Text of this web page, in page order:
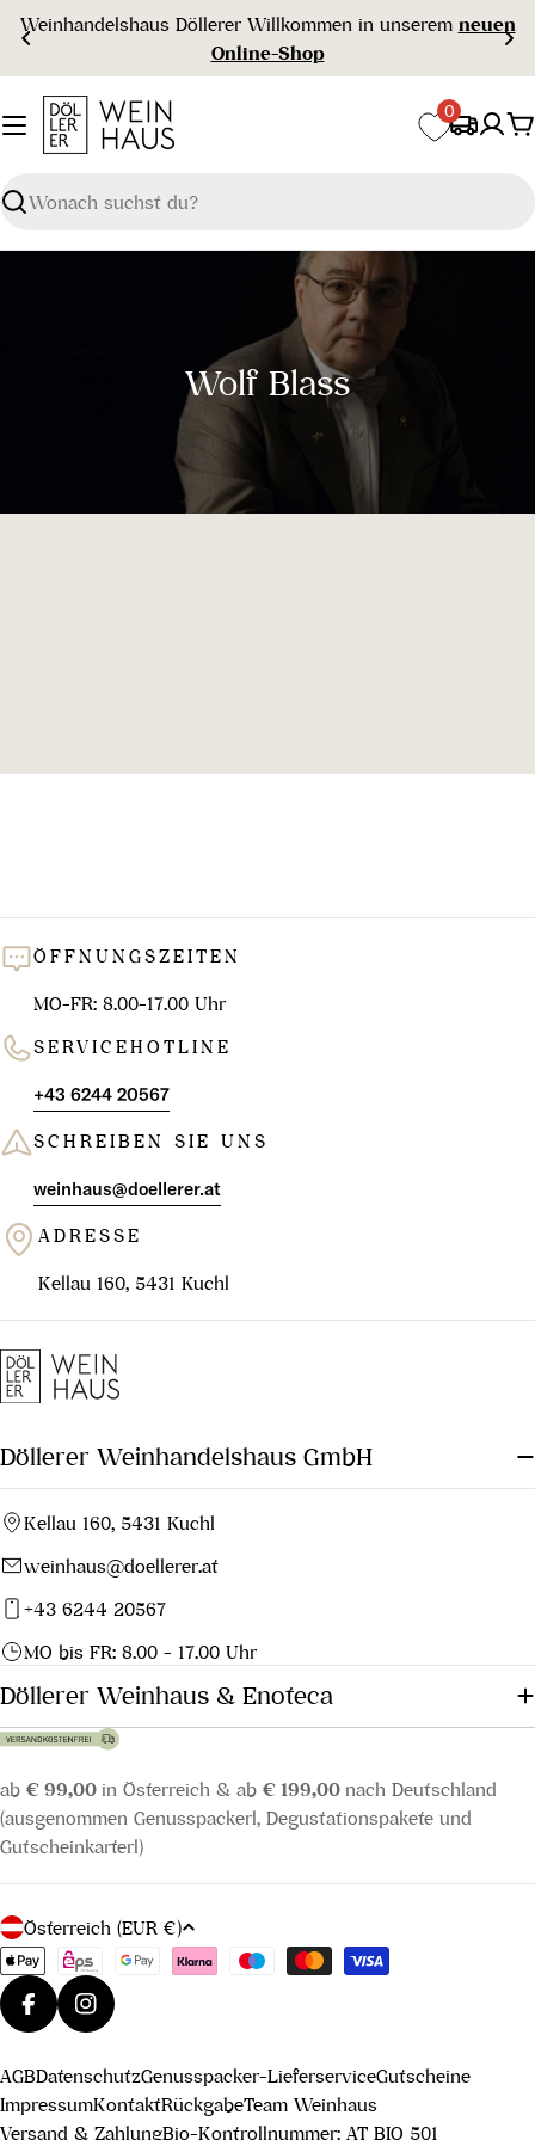
Zum
Inhalt
springen
unseremneuen
Gratisversand ab €
Suchen
0
S
a
m
m
Wolf Blass
ÖFFNUNGSZEITEN
MO-FR: 8.00-17.00 Uhr
SERVICEHOTLINE
+43 6244 20567
SCHREIBEN SIE UNS
weinhaus@doellerer.at
ADRESSE
Kellau 160, 5431 Kuchl
Döllerer Weinhandelshaus GmbH
Kellau 160, 5431 Kuchl
weinhaus@doellerer.at
+43 6244 20567
MO bis FR: 8.00 - 17.00 Uhr
Döllerer Weinhaus & Enoteca
ab € 99,00 in Österreich & ab € 199,00 nach Deutschland
(ausgenommen Genusspackerl, Degustationspakete und
Gutscheinkarterl)
L
a
n
d
R
e
Österreich (EUR €)
Zahlungsmethoden
FacebookInstagram
AGBDatenschutzGenusspacker-LieferserviceGutscheine
ImpressumKontaktRückgabeTeam Weinhaus
Versand & ZahlungBio-Kontrollnummer: AT BIO 501